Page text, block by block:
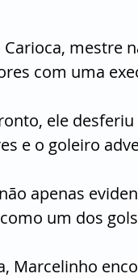
mestre
com uma
ele
e o goleiro
apenas
um dos
Marcelinho